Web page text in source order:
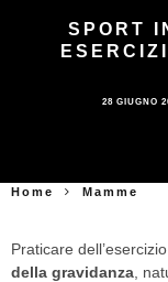
SPORT
28 GIUGNO
Home Mamme
Praticare
della gravidanza ,